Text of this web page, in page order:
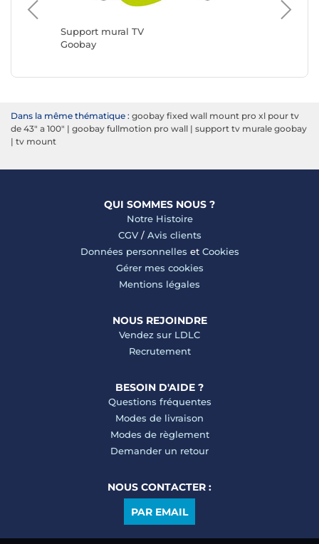
Support mural TV
Goobay
ERARD
Dans la même thématique : goobay fixed wall mount pro xl pour tv
de 43" a 100" | goobay fullmotion pro wall | support tv murale goobay
| tv mount
QUI SOMMES NOUS ?
Notre Histoire
CGV/ Avis clients
Données personnelles et Cookies
Gérer mes cookies
Mentions légales
NOUS REJOINDRE
Vendez sur LDLC
Recrutement
BESOIN D'AIDE ?
Questions fréquentes
Modes de livraison
Modes de règlement
Demander un retour
NOUS CONTACTER :
PAR EMAIL